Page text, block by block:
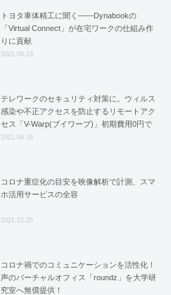
トヨタ車体精工に聞く――Dynabookの
「Virtual Connect」が在宅ワークの仕組み作
りに貢献
2021.06.23
テレワークのセキュリティ対策に。ウィルス
感染や不正アクセスを防止するリモートアク
セス「V-Warp(ブイワープ)」初期費用0円で
販売開始！
2021.04.19
コロナ重症化の目安を映像解析で計測、スマ
ホ活用サービスの全容
2021.12.25
コロナ禍でのコミュニケーションを活性化！
声のバーチャルオフィス「roundz」を大学研
究室へ無償提供！